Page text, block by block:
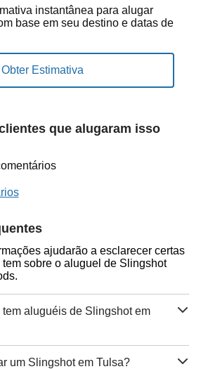
instantânea para alugar
base em seu destino e datas de
que alugaram isso
ajudarão a esclarecer certas
sobre o aluguel de Slingshot
aluguéis de Slingshot em
um Slingshot em Tulsa?